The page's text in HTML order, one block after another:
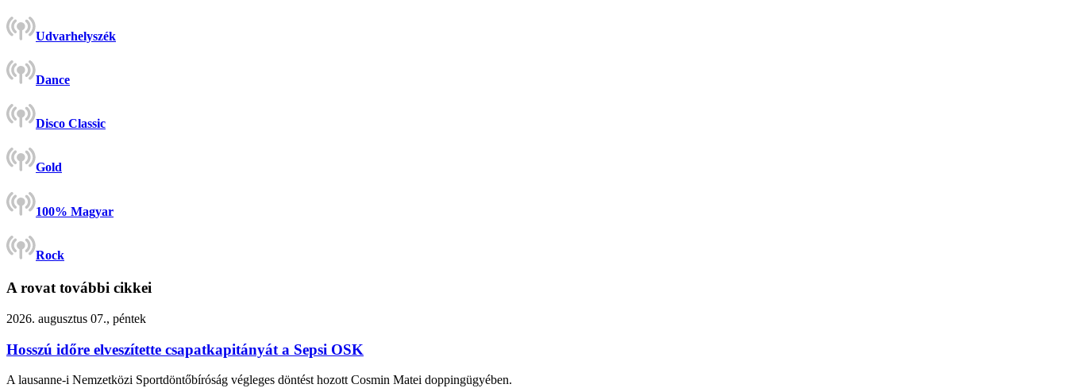
Udvarhelyszék
Dance
Disco Classic
Gold
100% Magyar
Rock
A rovat további cikkei
2026. augusztus 07., péntek
Hosszú időre elveszítette csapatkapitányát a Sepsi OSK
A lausanne-i Nemzetközi Sportdöntőbíróság végleges döntést hozott Cosmin Matei doppingügyében.